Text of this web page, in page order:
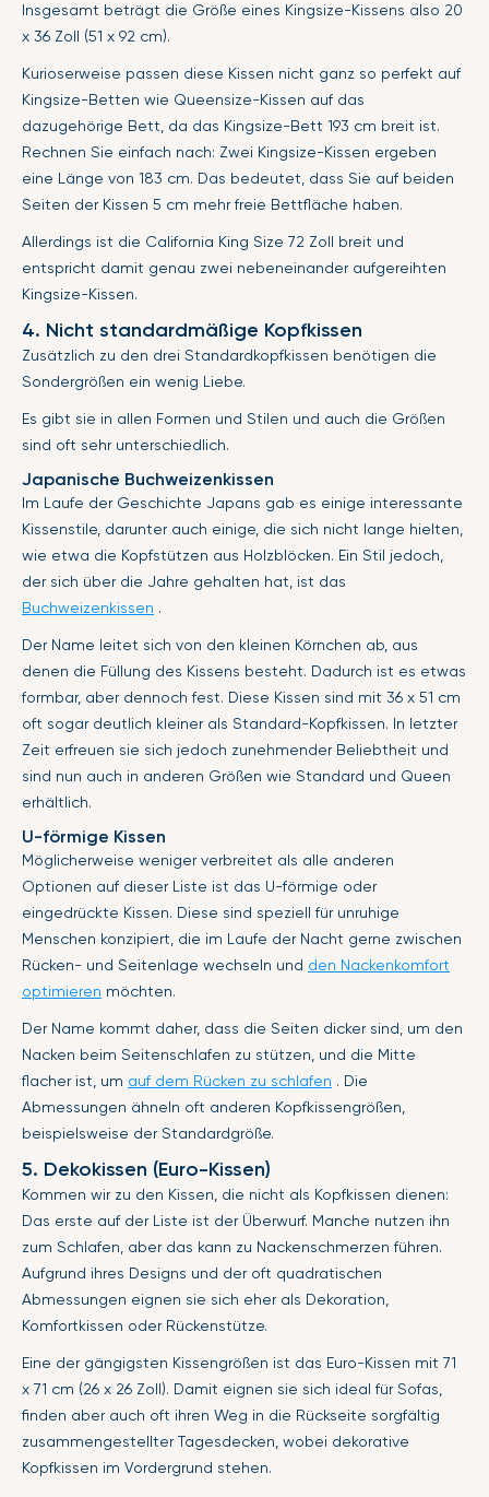
Insgesamt beträgt die Größe eines Kingsize-Kissens also 20
x 36 Zoll (51 x 92 cm).
Kurioserweise passen diese Kissen nicht ganz so perfekt auf
Kingsize-Betten wie Queensize-Kissen auf das
dazugehörige Bett, da das Kingsize-Bett 193 cm breit ist.
Rechnen Sie einfach nach: Zwei Kingsize-Kissen ergeben
eine Länge von 183 cm. Das bedeutet, dass Sie auf beiden
Seiten der Kissen 5 cm mehr freie Bettfläche haben.
Allerdings ist die California King Size 72 Zoll breit und
entspricht damit genau zwei nebeneinander aufgereihten
Kingsize-Kissen.
4. Nicht standardmäßige Kopfkissen
Zusätzlich zu den drei Standardkopfkissen benötigen die
Sondergrößen ein wenig Liebe.
Es gibt sie in allen Formen und Stilen und auch die Größen
sind oft sehr unterschiedlich.
Japanische Buchweizenkissen
Im Laufe der Geschichte Japans gab es einige interessante
Kissenstile, darunter auch einige, die sich nicht lange hielten,
wie etwa die Kopfstützen aus Holzblöcken. Ein Stil jedoch,
der sich über die Jahre gehalten hat, ist das
Buchweizenkissen .
Der Name leitet sich von den kleinen Körnchen ab, aus
denen die Füllung des Kissens besteht. Dadurch ist es etwas
formbar, aber dennoch fest. Diese Kissen sind mit 36 x 51 cm
oft sogar deutlich kleiner als Standard-Kopfkissen. In letzter
Zeit erfreuen sie sich jedoch zunehmender Beliebtheit und
sind nun auch in anderen Größen wie Standard und Queen
erhältlich.
U-förmige Kissen
Möglicherweise weniger verbreitet als alle anderen
Optionen auf dieser Liste ist das U-förmige oder
eingedrückte Kissen. Diese sind speziell für unruhige
Menschen konzipiert, die im Laufe der Nacht gerne zwischen
Rücken- und Seitenlage wechseln und den Nackenkomfort
optimieren möchten.
Der Name kommt daher, dass die Seiten dicker sind, um den
Nacken beim Seitenschlafen zu stützen, und die Mitte
flacher ist, um auf dem Rücken zu schlafen . Die
Abmessungen ähneln oft anderen Kopfkissengrößen,
beispielsweise der Standardgröße.
5. Dekokissen (Euro-Kissen)
Kommen wir zu den Kissen, die nicht als Kopfkissen dienen:
Das erste auf der Liste ist der Überwurf. Manche nutzen ihn
zum Schlafen, aber das kann zu Nackenschmerzen führen.
Aufgrund ihres Designs und der oft quadratischen
Abmessungen eignen sie sich eher als Dekoration,
Komfortkissen oder Rückenstütze.
Eine der gängigsten Kissengrößen ist das Euro-Kissen mit 71
x 71 cm (26 x 26 Zoll). Damit eignen sie sich ideal für Sofas,
finden aber auch oft ihren Weg in die Rückseite sorgfältig
zusammengestellter Tagesdecken, wobei dekorative
Kopfkissen im Vordergrund stehen.